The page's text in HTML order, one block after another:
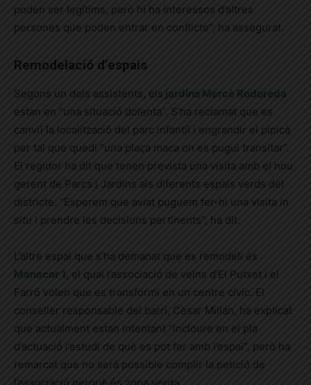
poden ser legítims, però hi ha interessos d’altres
persones que poden entrar en conflicte”, ha assegurat.
Remodelació d’espais
Segons un dels assistents, els jardins Mercè Rodoreda
estan en “una situació dolenta”. S’ha reclamat que es
canviï la localització del parc infantil i engrandir el pipicà
per tal que quedi “una plaça maca on es pugui transitar”.
El regidor ha dit que tenen prevista una visita amb el nou
gerent de Parcs i Jardins als diferents espais verds del
districte. “Esperem que aviat puguem fer-hi una visita in
situ i prendre les decisions pertinents”, ha dit.
L’altre espai que s’ha demanat que es remodeli és
Manacor 1 , el qual l’associació de veïns d’El Putxet i el
Farró volen que es transformi en un centre cívic. El
conseller responsable del barri, Cèsar Millán, ha explicat
que actualment estan intentant “incloure en el pla
d’actuació l’estudi de què es pot fer amb l’espai”, però ha
remarcat que no serà possible complir la petició de